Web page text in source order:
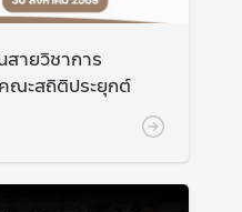
ายวิชาการ
ณะสถิติประยุกต์